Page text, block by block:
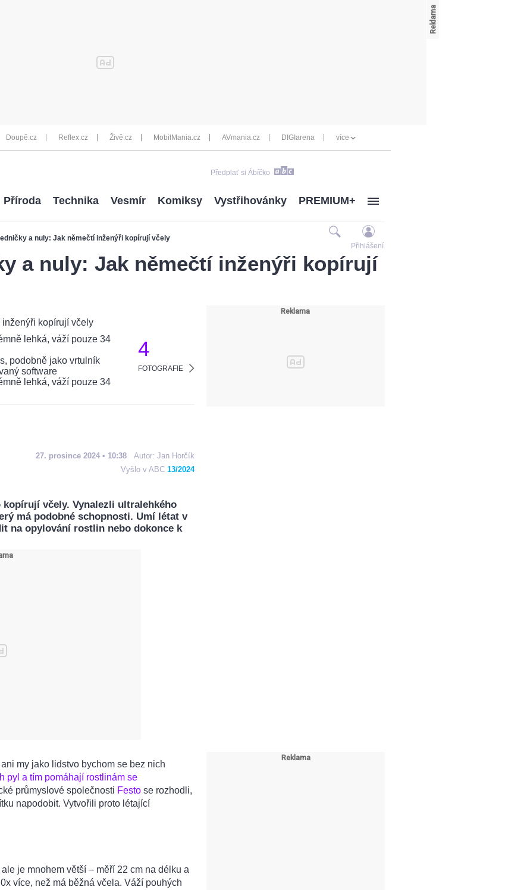
Doupě.cz Reflex.cz Živě.cz MobilMania.cz AVmania.cz DIGIarena více
Předplať si Ábíčko
a nuly: Jak němečtí inženýři kopírují včely
Příroda Technika Vesmír Komiksy Vystřihovánky PREMIUM+
Přihlášení
a nuly: Jak němečtí inženýři kopírují
4
FOTOGRAFIE
27. prosince 2024 • 10:38 Autor: Jan Horčík
Vyšlo v ABC 13/2024
včely. Vynalezli ultralehkého
má podobné schopnosti. Umí létat v
na opylování rostlin nebo dokonce k
my jako lidstvo bychom se bez nich
pyl a tím pomáhají rostlinám se
průmyslové společnosti Festo se rozhodli,
napodobit. Vytvořili proto létající
je mnohem větší – měří 22 cm na délku a
více, než má běžná včela. Váží pouhých